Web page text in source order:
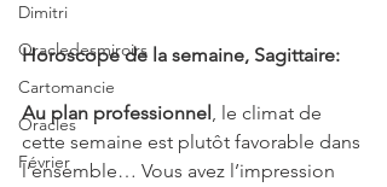
Dimitri
Oracledesmiroirs
Cartomancie
Oracles
Février
Horoscope de la semaine, Sagittaire:
Au plan professionnel , le climat de
cette semaine est plutôt favorable dans
l’ensemble… Vous avez l’impression